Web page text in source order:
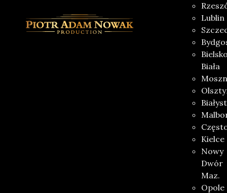
Lublin
Biała
Kielce
Nowy
Dwór
Maz.
Opole